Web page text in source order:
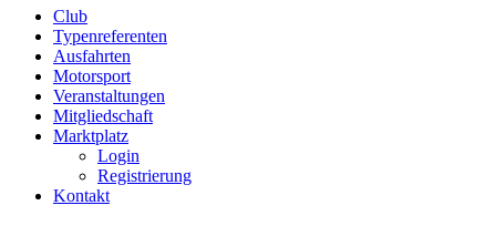
Club
Typenreferenten
Ausfahrten
Motorsport
Veranstaltungen
Mitgliedschaft
Marktplatz
Login
Registrierung
Kontakt